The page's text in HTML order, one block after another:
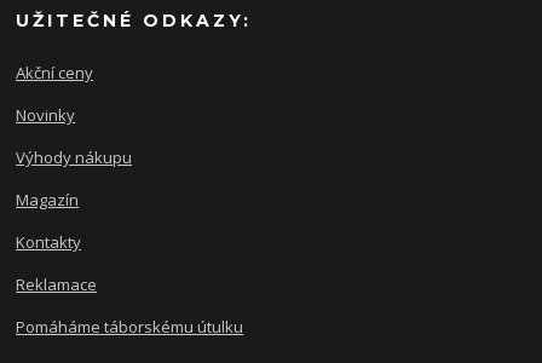
UŽITEČNÉ ODKAZY:
Akční ceny
Novinky
Výhody nákupu
Magazín
Kontakty
Reklamace
Pomáháme táborskému útulku